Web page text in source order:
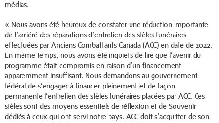
médias.
« Nous avons été heureux de constater une réduction importante
de l’arriéré des réparations d’entretien des stèles funéraires
effectuées par Anciens Combattants Canada (ACC) en date de 2022.
En même temps, nous avons été inquiets de lire que l’avenir du
programme était compromis en raison d’un financement
apparemment insuffisant. Nous demandons au gouvernement
fédéral de s’engager à financer pleinement et de façon
permanente l’entretien des stèles funéraires placées par ACC. Ces
stèles sont des moyens essentiels de réflexion et de Souvenir
dédiés à ceux qui ont servi notre pays. ACC doit s’acquitter de son